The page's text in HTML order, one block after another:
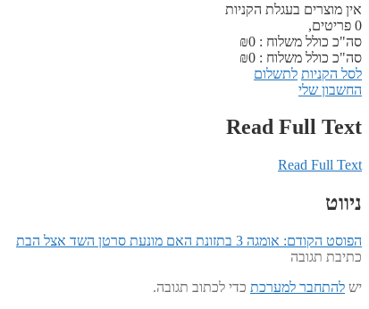
אין מוצרים בעגלת הקניות
0 פריטים,
סה"כ כולל משלוח :
₪0
סה"כ כולל משלוח :
₪0
לסל הקניות לתשלום
החשבון שלי
Read Full Text
Read Full Text
ניווט
הפוסט הקודם: אומגה 3 בתזונת האם מונעת סרטן השד אצל הבת
כתיבת תגובה
יש להתחבר למערכת כדי לכתוב תגובה.